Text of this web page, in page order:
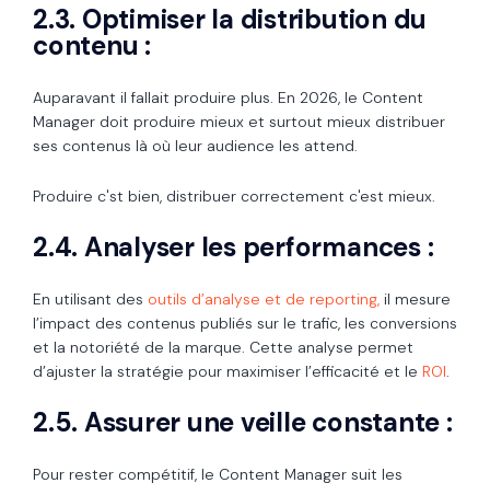
2.3. Optimiser la distribution du
contenu :
Auparavant il fallait produire plus. En 2026, le Content
Manager doit produire mieux et surtout mieux distribuer
ses contenus là où leur audience les attend.
Produire c'st bien, distribuer correctement c'est mieux.
2.4. Analyser les performances :
En utilisant des outils d’analyse et de reporting, il mesure
l’impact des contenus publiés sur le trafic, les conversions
et la notoriété de la marque. Cette analyse permet
d’ajuster la stratégie pour maximiser l’efficacité et le ROI.
2.5. Assurer une veille constante :
Pour rester compétitif, le Content Manager suit les